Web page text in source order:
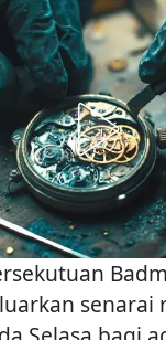
senarai